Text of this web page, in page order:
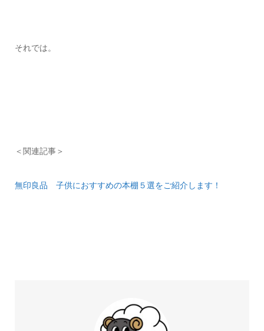
それでは。
＜関連記事＞
無印良品 子供におすすめの本棚５選をご紹介します！